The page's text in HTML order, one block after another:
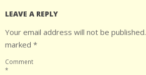
LEAVE A REPLY
Your email address will not be published.
marked *
Comment
*